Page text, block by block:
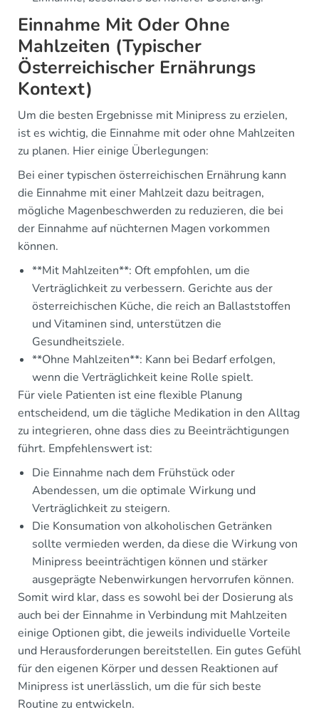
Einnahme Mit Oder Ohne
Mahlzeiten (Typischer
Österreichischer Ernährungs
Kontext)
Um die besten Ergebnisse mit Minipress zu erzielen,
ist es wichtig, die Einnahme mit oder ohne Mahlzeiten
zu planen. Hier einige Überlegungen:
Bei einer typischen österreichischen Ernährung kann
die Einnahme mit einer Mahlzeit dazu beitragen,
mögliche Magenbeschwerden zu reduzieren, die bei
der Einnahme auf nüchternen Magen vorkommen
können.
**Mit Mahlzeiten**: Oft empfohlen, um die
Verträglichkeit zu verbessern. Gerichte aus der
österreichischen Küche, die reich an Ballaststoffen
und Vitaminen sind, unterstützen die
Gesundheitsziele.
**Ohne Mahlzeiten**: Kann bei Bedarf erfolgen,
wenn die Verträglichkeit keine Rolle spielt.
Für viele Patienten ist eine flexible Planung
entscheidend, um die tägliche Medikation in den Alltag
zu integrieren, ohne dass dies zu Beeinträchtigungen
führt. Empfehlenswert ist:
Die Einnahme nach dem Frühstück oder
Abendessen, um die optimale Wirkung und
Verträglichkeit zu steigern.
Die Konsumation von alkoholischen Getränken
sollte vermieden werden, da diese die Wirkung von
Minipress beeinträchtigen können und stärker
ausgeprägte Nebenwirkungen hervorrufen können.
Somit wird klar, dass es sowohl bei der Dosierung als
auch bei der Einnahme in Verbindung mit Mahlzeiten
einige Optionen gibt, die jeweils individuelle Vorteile
und Herausforderungen bereitstellen. Ein gutes Gefühl
für den eigenen Körper und dessen Reaktionen auf
Minipress ist unerlässlich, um die für sich beste
Routine zu entwickeln.